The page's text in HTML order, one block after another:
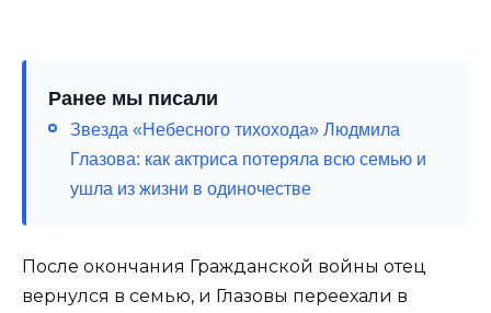
Ранее мы писали
Звезда «Небесного тихохода» Людмила
Глазова: как актриса потеряла всю семью и
ушла из жизни в одиночестве
После окончания Гражданской войны отец
вернулся в семью, и Глазовы переехали в